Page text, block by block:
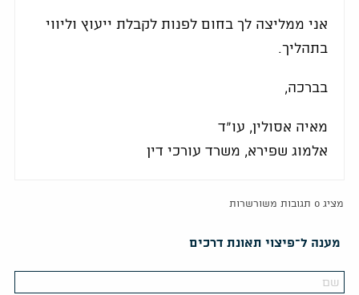
אני ממליצה לך בחום לפנות לקבלת ייעוץ וליווי
בתהליך.
בברכה,
מאיה אסולין, עו"ד
אלמוג שפירא, משרד עורכי דין
מציג 0 תגובות משורשרות
מענה ל־פיצוי תאונת דרכים